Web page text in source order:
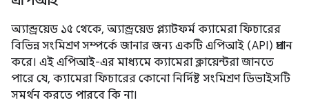
অ্যান্ড্রয়েড ১৫ থেকে, অ্যান্ড্রয়েড প্ল্যাটফর্ম ক্যামেরা ফিচারের
বিভিন্ন সংমিশ্রণ সম্পর্কে জানার জন্য একটি এপিআই (API) প্রদান
করে। এই এপিআই-এর মাধ্যমে ক্যামেরা ক্লায়েন্টরা জানতে
পারে যে, ক্যামেরা ফিচারের কোনো নির্দিষ্ট সংমিশ্রণ ডিভাইসটি
সমর্থন করতে পারবে কি না।